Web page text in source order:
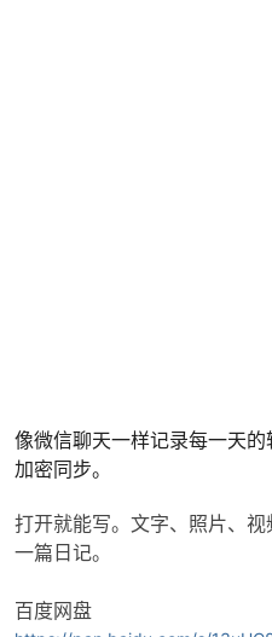
像微信聊天一样记录每一天
加密同步。
打开就能写。文字、照片、
一篇日记。
百度网盘